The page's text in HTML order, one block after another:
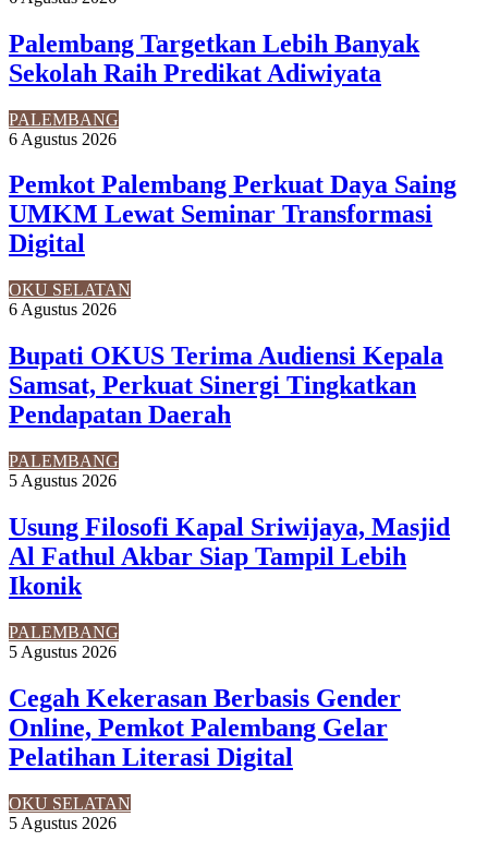
Palembang Targetkan Lebih Banyak
Sekolah Raih Predikat Adiwiyata
PALEMBANG
6 Agustus 2026
Pemkot Palembang Perkuat Daya Saing
UMKM Lewat Seminar Transformasi
Digital
OKU SELATAN
6 Agustus 2026
Bupati OKUS Terima Audiensi Kepala
Samsat, Perkuat Sinergi Tingkatkan
Pendapatan Daerah
PALEMBANG
5 Agustus 2026
Usung Filosofi Kapal Sriwijaya, Masjid
Al Fathul Akbar Siap Tampil Lebih
Ikonik
PALEMBANG
5 Agustus 2026
Cegah Kekerasan Berbasis Gender
Online, Pemkot Palembang Gelar
Pelatihan Literasi Digital
OKU SELATAN
5 Agustus 2026